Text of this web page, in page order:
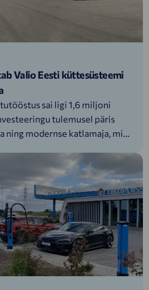
Valio Eesti küttesüsteemi
sai ligi 1,6 miljoni
tulemusel päris
ning modernse katlamaja, mis
võimalused, et tulevikus
Võrreldes eelkäijaga on
tõhusam, tõstes
efektiivsuse 95%-ni.